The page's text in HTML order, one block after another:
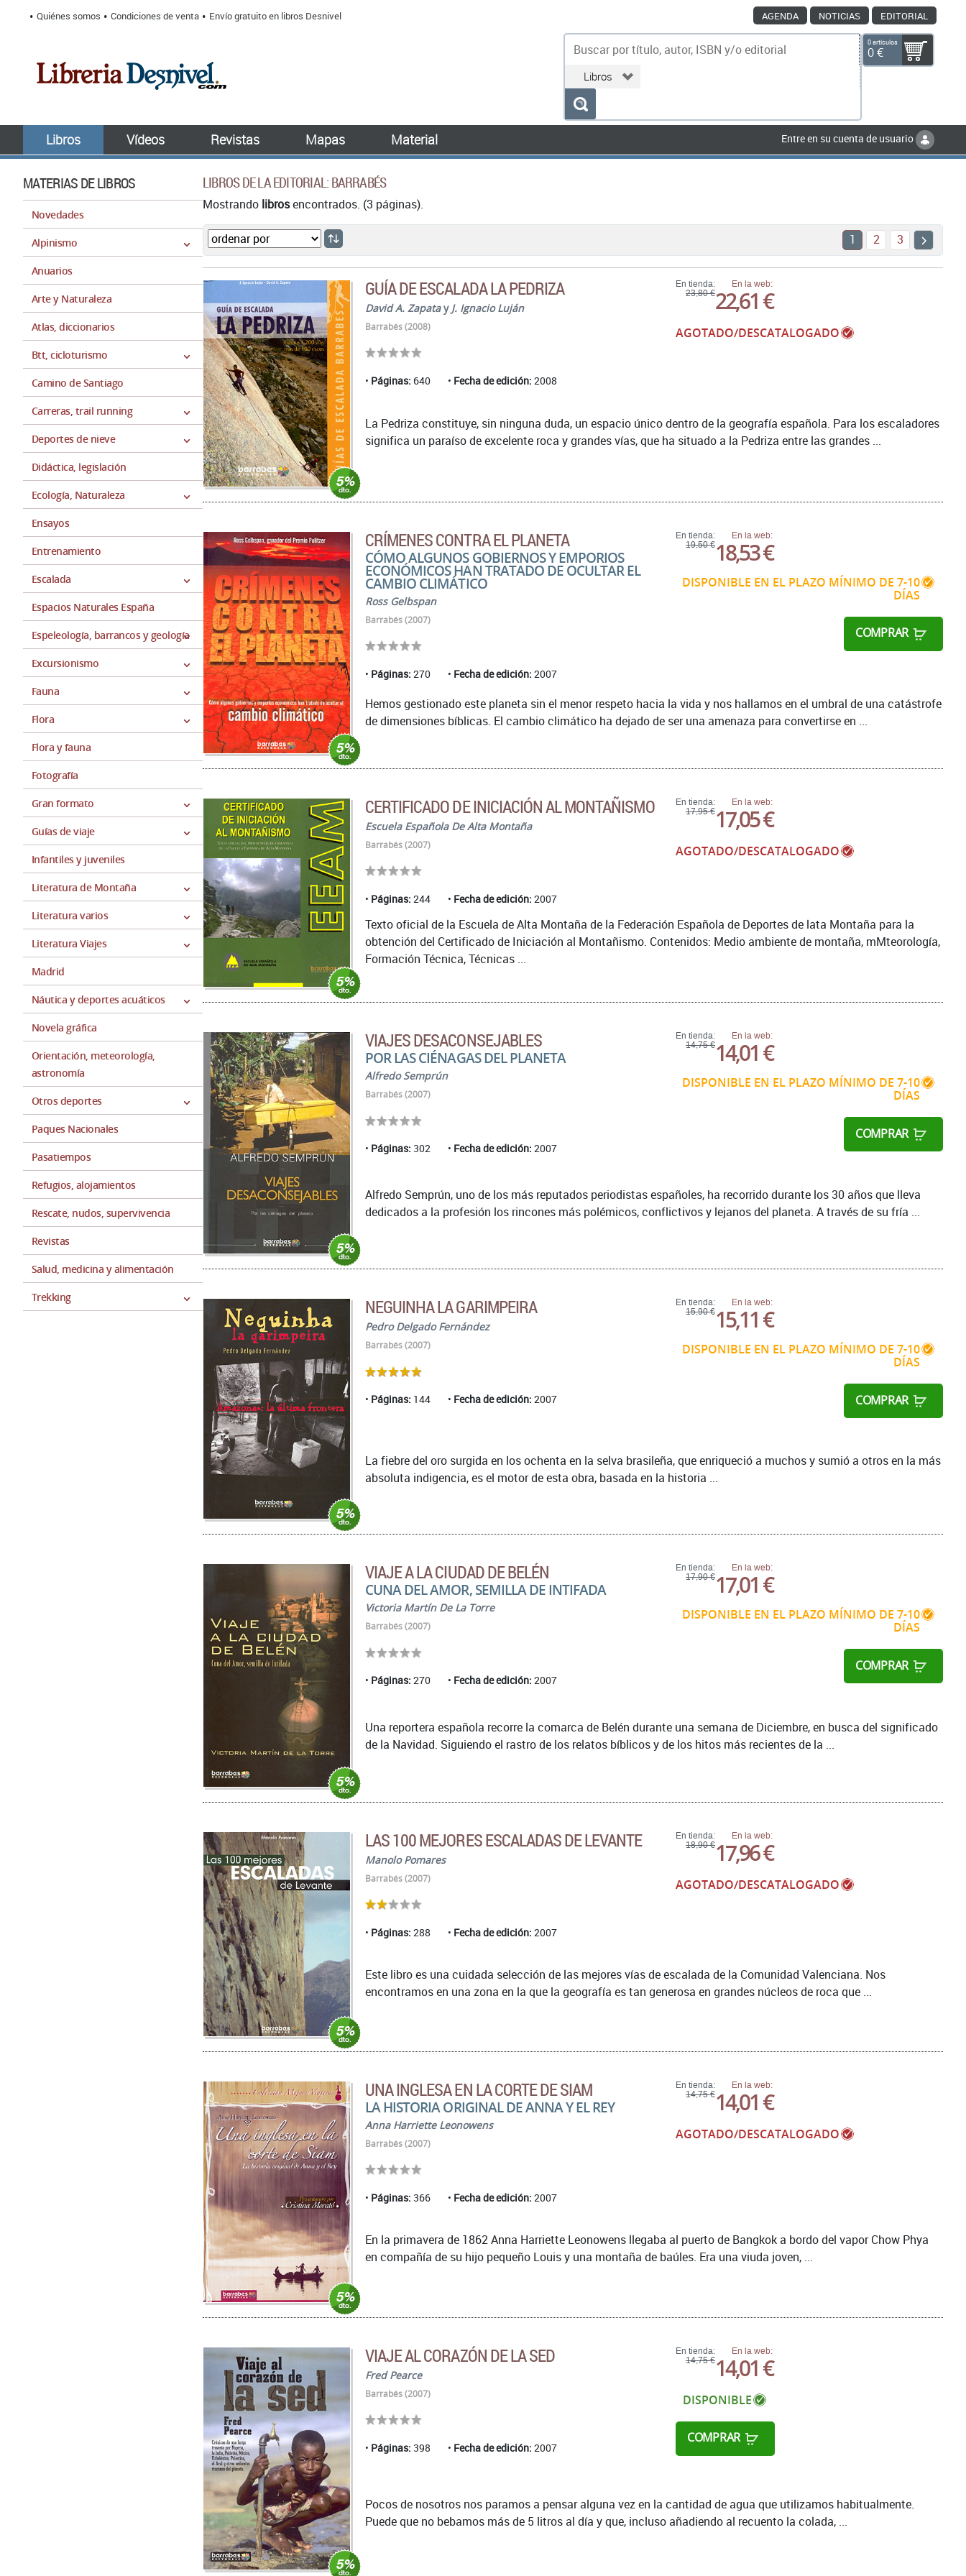
Quiénes somos Condiciones de venta Envío gratuito en libros Desnivel AGENDA NOTICIAS EDITORIAL
0 artículos
0 €
Libros Vídeos Revistas Mapas Material Entre en su cuenta de usuario
MATERIAS DE LIBROS
Novedades
Alpinismo
Anuarios
Arte y Naturaleza
Atlas, diccionarios
Btt, cicloturismo
Camino de Santiago
Carreras, trail running
Deportes de nieve
Didáctica, legislación
Ecología, Naturaleza
Ensayos
Entrenamiento
Escalada
Espacios Naturales España
Espeleología, barrancos y geología
Excursionismo
Fauna
Flora
Flora y fauna
Fotografía
Gran formato
Guías de viaje
Infantiles y juveniles
Literatura de Montaña
Literatura varios
Literatura Viajes
Madrid
Náutica y deportes acuáticos
Novela gráfica
Orientación, meteorología,
astronomía
Otros deportes
Paques Nacionales
Pasatiempos
Refugios, alojamientos
Rescate, nudos, supervivencia
Revistas
Salud, medicina y alimentación
Trekking
LIBROS DE LA EDITORIAL: BARRABÉS
Mostrando librosencontrados. (3 páginas).
1 2 3
GUÍA DE ESCALADA LA PEDRIZA
David A. Zapatay J. Ignacio Luján
Barrabés (2008)
Páginas: 640 Fecha de edición: 2008
En tienda:
23,80 €
En la web:
22,61 €
AGOTADO/DESCATALOGADO
La Pedriza constituye, sin ninguna duda, un espacio único dentro de la geografía española. Para los escaladores
significa un paraíso de excelente roca y grandes vías, que ha situado a la Pedriza entre las grandes ...
CRÍMENES CONTRA EL PLANETA
CÓMO ALGUNOS GOBIERNOS Y EMPORIOS
ECONÓMICOS HAN TRATADO DE OCULTAR EL
CAMBIO CLIMÁTICO
Ross Gelbspan
Barrabés (2007)
Páginas: 270 Fecha de edición: 2007
En tienda:
19,50 €
En la web:
18,53 €
DISPONIBLE EN EL PLAZO MÍNIMO DE 7-10
DÍAS
COMPRAR
Hemos gestionado este planeta sin el menor respeto hacia la vida y nos hallamos en el umbral de una catástrofe
de dimensiones bíblicas. El cambio climático ha dejado de ser una amenaza para convertirse en ...
CERTIFICADO DE INICIACIÓN AL MONTAÑISMO
Escuela Española De Alta Montaña
Barrabés (2007)
Páginas: 244 Fecha de edición: 2007
En tienda:
17,95 €
En la web:
17,05 €
AGOTADO/DESCATALOGADO
Texto oficial de la Escuela de Alta Montaña de la Federación Española de Deportes de lata Montaña para la
obtención del Certificado de Iniciación al Montañismo. Contenidos: Medio ambiente de montaña, mMteorología,
Formación Técnica, Técnicas ...
VIAJES DESACONSEJABLES
POR LAS CIÉNAGAS DEL PLANETA
Alfredo Semprún
Barrabés (2007)
Páginas: 302 Fecha de edición: 2007
En tienda:
14,75 €
En la web:
14,01 €
DISPONIBLE EN EL PLAZO MÍNIMO DE 7-10
DÍAS
COMPRAR
Alfredo Semprún, uno de los más reputados periodistas españoles, ha recorrido durante los 30 años que lleva
dedicados a la profesión los rincones más polémicos, conflictivos y lejanos del planeta. A través de su fría ...
NEGUINHA LA GARIMPEIRA
Pedro Delgado Fernández
Barrabés (2007)
Páginas: 144 Fecha de edición: 2007
En tienda:
15,90 €
En la web:
15,11 €
DISPONIBLE EN EL PLAZO MÍNIMO DE 7-10
DÍAS
COMPRAR
La fiebre del oro surgida en los ochenta en la selva brasileña, que enriqueció a muchos y sumió a otros en la más
absoluta indigencia, es el motor de esta obra, basada en la historia ...
VIAJE A LA CIUDAD DE BELÉN
CUNA DEL AMOR, SEMILLA DE INTIFADA
Victoria Martín De La Torre
Barrabés (2007)
Páginas: 270 Fecha de edición: 2007
En tienda:
17,90 €
En la web:
17,01 €
DISPONIBLE EN EL PLAZO MÍNIMO DE 7-10
DÍAS
COMPRAR
Una reportera española recorre la comarca de Belén durante una semana de Diciembre, en busca del significado
de la Navidad. Siguiendo el rastro de los relatos bíblicos y de los hitos más recientes de la ...
LAS 100 MEJORES ESCALADAS DE LEVANTE
Manolo Pomares
Barrabés (2007)
Páginas: 288 Fecha de edición: 2007
En tienda:
18,90 €
En la web:
17,96 €
AGOTADO/DESCATALOGADO
Este libro es una cuidada selección de las mejores vías de escalada de la Comunidad Valenciana. Nos
encontramos en una zona en la que la geografía es tan generosa en grandes núcleos de roca que ...
UNA INGLESA EN LA CORTE DE SIAM
LA HISTORIA ORIGINAL DE ANNA Y EL REY
Anna Harriette Leonowens
Barrabés (2007)
Páginas: 366 Fecha de edición: 2007
En tienda:
14,75 €
En la web:
14,01 €
AGOTADO/DESCATALOGADO
En la primavera de 1862 Anna Harriette Leonowens llegaba al puerto de Bangkok a bordo del vapor Chow Phya
en compañía de su hijo pequeño Louis y una montaña de baúles. Era una viuda joven, ...
VIAJE AL CORAZÓN DE LA SED
Fred Pearce
Barrabés (2007)
Páginas: 398 Fecha de edición: 2007
En tienda:
14,75 €
En la web:
14,01 €
DISPONIBLE
COMPRAR
Pocos de nosotros nos paramos a pensar alguna vez en la cantidad de agua que utilizamos habitualmente.
Puede que no bebamos más de 5 litros al día y que, incluso añadiendo al recuento la colada, ...